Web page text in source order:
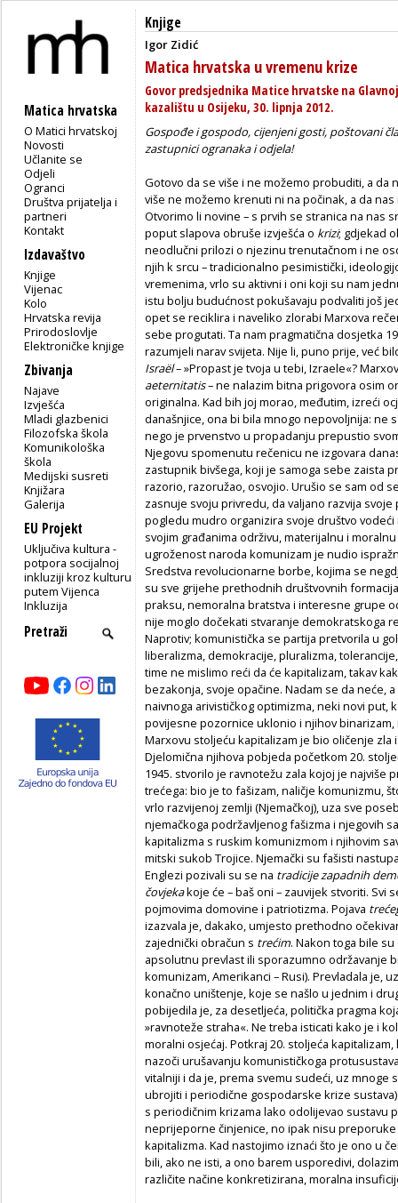
Matica hrvatska
O Matici hrvatskoj
Novosti
Učlanite se
Odjeli
Ogranci
Društva prijatelja i
partneri
Kontakt
Izdavaštvo
Knjige
Vijenac
Kolo
Hrvatska revija
Prirodoslovlje
Elektroničke knjige
Zbivanja
Najave
Izvješća
Mladi glazbenici
Filozofska škola
Komunikološka
škola
Medijski susreti
Knjižara
Galerija
EU Projekt
Uključiva kultura -
potpora socijalnoj
inkluziji kroz kulturu
putem Vijenca
Inkluzija
Knjige
Igor Zidić
Matica hrvatska u vremenu krize
Govor predsjednika Matice hrvatske na
kazalištu u Osijeku, 30. lipnja 2012.
Gospođe i gospodo, cijenjeni gosti, poštovani
zastupnici ogranaka i odjela!
Gotovo da se više i ne možemo probuditi, a da
više ne možemo krenuti ni na počinak, a da
Otvorimo li novine – s prvih se stranica na nas
poput slapova obruše izvješća o krizi; gdjekad
neodlučni prilozi o njezinu trenutačnom i ne
njih k srcu – tradicionalno pesimistički,
vremenima, vrlo su aktivni i oni koji su nam
istu bolju budućnost pokušavaju podvaliti još
opet se reciklira i naveliko zlorabi Marxova
sebe progutati. Ta nam pragmatična dosjetka
razumjeli narav svijeta. Nije li, puno prije, već
Israël– »Propast je tvoja u tebi, Izraele«?
aeternitatis– ne nalazim bitna prigovora osim
originalna. Kad bih joj morao, međutim, izreći
današnjice, ona bi bila mnogo nepovoljnija: ne
nego je prvenstvo u propadanju prepustio
Njegovu spomenutu rečenicu ne izgovara
zastupnik bivšega, koji je samoga sebe zaista
razorio, razoružao, osvojio. Urušio se sam od
zasnuje svoju privredu, da valjano razvija
pogledu mudro organizira svoje društvo
svojim građanima održivu, materijalnu i
ugroženost naroda komunizam je nudio
Sredstva revolucionarne borbe, kojima se
su sve grijehe prethodnih društvovnih
praksu, nemoralna bratstva i interesne grupe
nije moglo dočekati stvaranje demokratskoga
Naprotiv; komunistička se partija pretvorila u
liberalizma, demokracije, pluralizma,
time ne mislimo reći da će kapitalizam, takav
bezakonja, svoje opačine. Nadam se da neće,
naivnoga arivističkog optimizma, neki novi put,
povijesne pozornice uklonio i njihov
Marxovu stoljeću kapitalizam je bio oličenje
Djelomična njihova pobjeda početkom 20.
1945. stvorilo je ravnotežu zala kojoj je najviše
trećega: bio je to fašizam, naličje komunizmu,
vrlo razvijenoj zemlji (Njemačkoj), uza sve
njemačkoga podržavljenog fašizma i njegovih
kapitalizma s ruskim komunizmom i njihovim
mitski sukob Trojice. Njemački su fašisti
Englezi pozivali su se na tradicije zapadnih
čovjekakoje će – baš oni – zauvijek stvoriti. Svi
pojmovima domovine i patriotizma. Pojava
izazvala je, dakako, umjesto prethodno
zajednički obračun s trećim. Nakon toga bile
apsolutnu prevlast ili sporazumno održavanje
komunizam, Amerikanci – Rusi). Prevladala je,
konačno uništenje, koje se našlo u jednim i
pobijedila je, za desetljeća, politička pragma
»ravnoteže straha«. Ne treba isticati kako je i
moralni osjećaj. Potkraj 20. stoljeća
nazoči urušavanju komunističkoga
vitalniji i da je, prema svemu sudeći, uz
ubrojiti i periodične gospodarske krize
s periodičnim krizama lako odolijevao sustavu
neprijeporne činjenice, no ipak nisu
kapitalizma. Kad nastojimo iznaći što je ono u
bili, ako ne isti, a ono barem usporedivi,
različite načine konkretizirana, moralna